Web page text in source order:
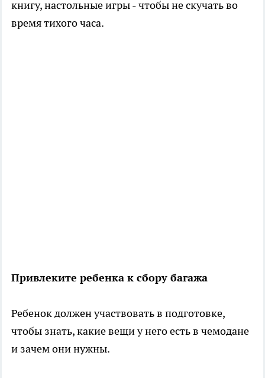
книгу, настольные игры - чтобы не скучать во
время тихого часа.
Привлеките ребенка к сбору багажа
Ребенок должен участвовать в подготовке,
чтобы знать, какие вещи у него есть в чемодане
и зачем они нужны.